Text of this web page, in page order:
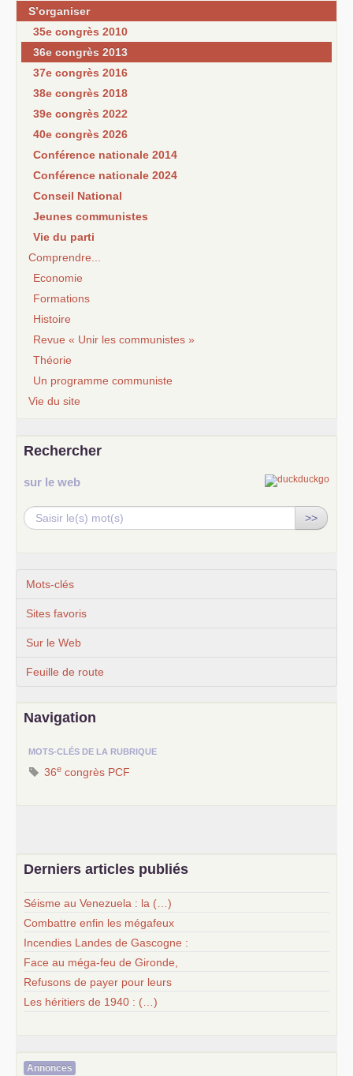
S’organiser
35e congrès 2010
36e congrès 2013
37e congrès 2016
38e congrès 2018
39e congrès 2022
40e congrès 2026
Conférence nationale 2014
Conférence nationale 2024
Conseil National
Jeunes communistes
Vie du parti
Comprendre...
Economie
Formations
Histoire
Revue « Unir les communistes »
Théorie
Un programme communiste
Vie du site
Rechercher
sur le web
>>
Mots-clés
Sites favoris
Sur le Web
Feuille de route
Navigation
MOTS-CLÉS DE LA RUBRIQUE
36e congrès PCF
Derniers articles publiés
Séisme au Venezuela : la (…)
Combattre enfin les mégafeux
Incendies Landes de Gascogne :
Face au méga-feu de Gironde,
Refusons de payer pour leurs
Les héritiers de 1940 : (…)
Annonces